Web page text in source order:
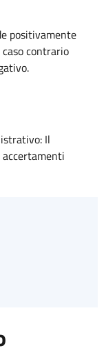
positivamente
contrario
Il